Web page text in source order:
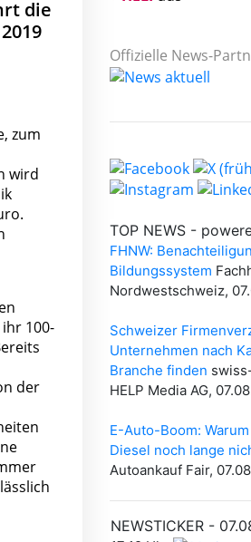
die
zum
wird
100-
der
Offizielle News-